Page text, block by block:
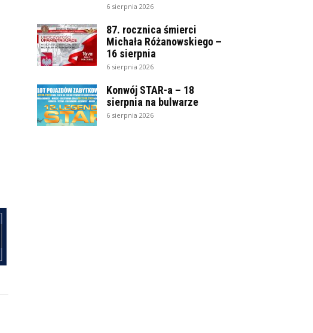
6 sierpnia 2026
87. rocznica śmierci
Michała Różanowskiego –
16 sierpnia
6 sierpnia 2026
Konwój STAR-a – 18
sierpnia na bulwarze
6 sierpnia 2026